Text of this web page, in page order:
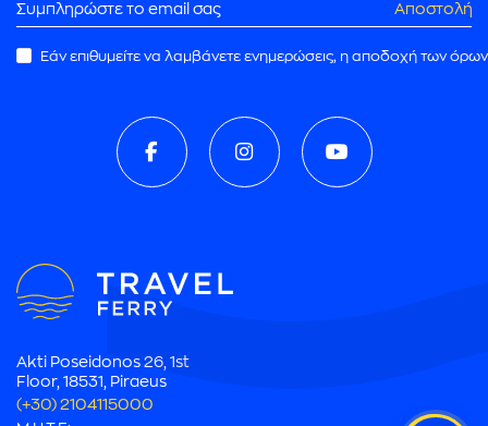
Akti Poseidonos 26, 1st
Floor, 18531, Piraeus
(+30) 2104115000
Αποστολή
Εάν επιθυμείτε να λαμβάνετε ενημερώσεις, η αποδοχή των όρων